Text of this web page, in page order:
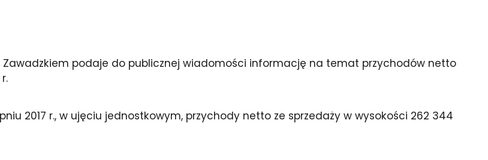
w Zawadzkiem podaje do publicznej wiadomości informację na temat przychodów netto
2017 r., w ujęciu jednostkowym, przychody netto ze sprzedaży w wysokości 262 344